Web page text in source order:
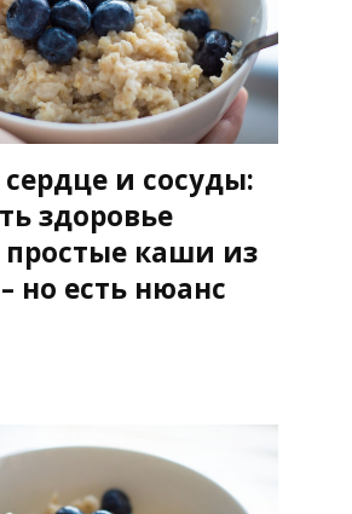
и сосуды:
здоровье
простые каши из
но есть нюанс